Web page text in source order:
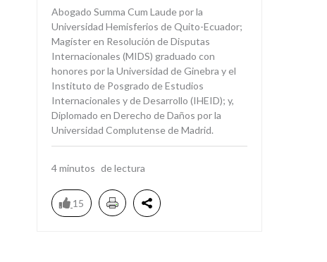
Abogado Summa Cum Laude por la
Universidad Hemisferios de Quito-Ecuador;
Magíster en Resolución de Disputas
Internacionales (MIDS) graduado con
honores por la Universidad de Ginebra y el
Instituto de Posgrado de Estudios
Internacionales y de Desarrollo (IHEID); y,
Diplomado en Derecho de Daños por la
Universidad Complutense de Madrid.
4minutos
15